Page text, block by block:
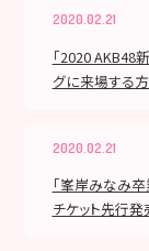
2020.02.21
「2020 AKB48
グに来場する
2020.02.21
「峯岸みなみ卒
チケット先行